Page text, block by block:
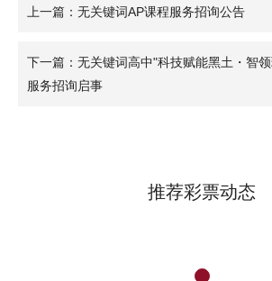
上一篇：无关键词AP课程服务招询公告
下一篇：无关键词高中"科技赋能黑土・智
服务招询启事
推荐彩票动态